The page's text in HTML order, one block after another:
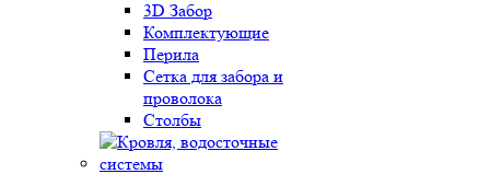
3D Забор
Комплектующие
Перила
Сетка для забора и
проволока
Столбы